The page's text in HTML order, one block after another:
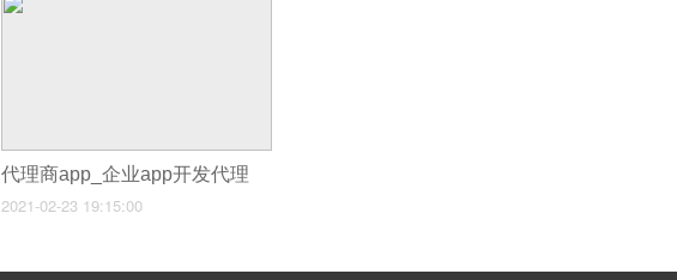
代理商app_企业app开发代理
2021-02-23 19:15:00